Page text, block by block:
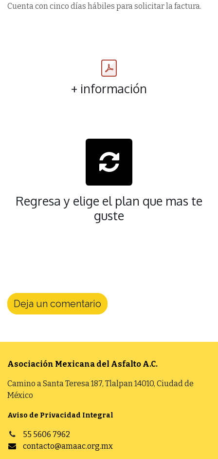
Cuenta con cinco días hábiles para solicitar la factura.
+ información
Regresa y elige el plan que mas te
guste
Deja un comentario
Asociación Mexicana del Asfalto A.C.
Camino a Santa Teresa 187, Tlalpan 14010, Ciudad de
México
Aviso de Privacidad Integral
55 5606 7962
contacto@amaac.org.mx